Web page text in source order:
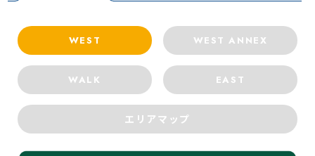
WEST WEST ANNEX
WALK EAST
エリアマップ